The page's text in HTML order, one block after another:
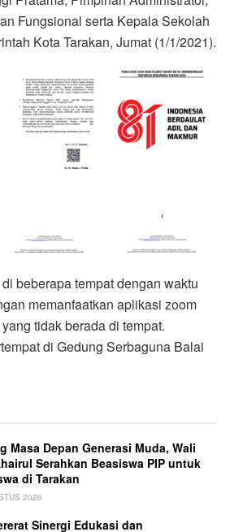
Fungsional serta Kepala Sekolah
Kota Tarakan, Jumat (1/1/2021).
beberapa tempat dengan waktu
memanfaatkan aplikasi zoom
tidak berada di tempat.
di Gedung Serbaguna Balai
Masa Depan Generasi Muda, Wali
Serahkan Beasiswa PIP untuk
di Tarakan
2026
Sinergi Edukasi dan